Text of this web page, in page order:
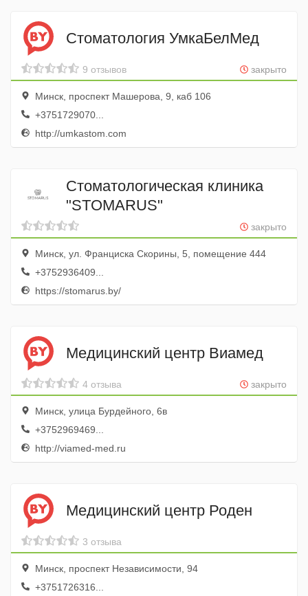
Стоматология УмкаБелМед
закрыто
9 отзывов
Минск, проспект Машерова, 9, каб 106
+3751729070...
http://umkastom.com
Стоматологическая клиника
"STOMARUS"
закрыто
Минск, ул. Франциска Скорины, 5, помещение 444
+3752936409...
https://stomarus.by/
Медицинский центр Виамед
закрыто
4 отзыва
Минск, улица Бурдейного, 6в
+3752969469...
http://viamed-med.ru
Медицинский центр Роден
3 отзыва
Минск, проспект Независимости, 94
+3751726316...